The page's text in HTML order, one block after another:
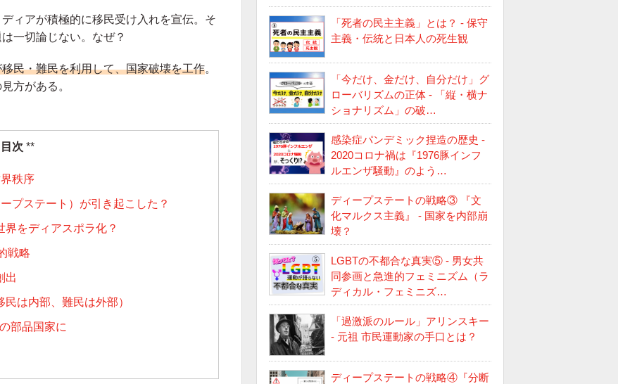
ィアが積極的に移民受け入れを宣伝。そ
一切論じない。なぜ？
民・難民を利用して、国家破壊を工作。
方がある。
目次
秩序
プステート）が引き起こした？
界をディアスポラ化？
戦略
出
は内部、難民は外部）
部品国家に
「死者の民主主義」とは？ - 保守
主義・伝統と日本人の死生観
「今だけ、金だけ、自分だけ」グ
ローバリズムの正体 - 「縦・横ナ
ショナリズム」の破…
感染症パンデミック捏造の歴史 -
2020コロナ禍は『1976豚インフ
ルエンザ騒動』のよう…
ディープステートの戦略③ 『文
化マルクス主義』 - 国家を内部崩
壊？
LGBTの不都合な真実⑤ - 男女共
同参画と急進的フェミニズム（ラ
ディカル・フェミニズ…
「過激派のルール」アリンスキー
- 元祖 市民運動家の手口とは？
ディープステートの戦略④『分断